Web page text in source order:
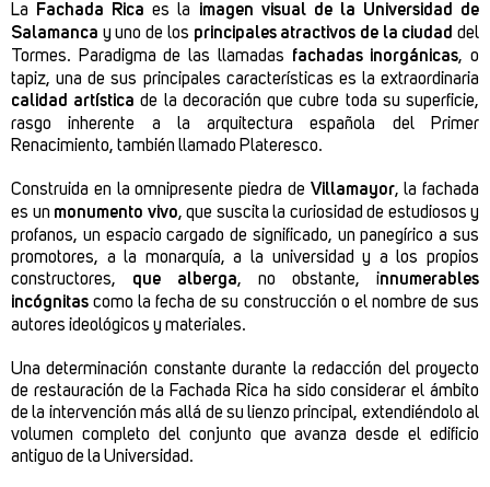
La Fachada Rica es la
imagen visual de la Universidad de
Salamanca y uno de los principales atractivos de la ciudad del
Tormes. Paradigma de las llamadas fachadas inorgánicas, o
tapiz, una de sus principales características es la extraordinaria
calidad artística de la decoración que cubre toda su superficie,
rasgo inherente a la arquitectura española del Primer
Renacimiento, también llamado Plateresco.
Construida en la omnipresente piedra de Villamayor, la fachada
es un monumento vivo, que suscita la curiosidad de estudiosos y
profanos, un espacio cargado de significado, un panegírico a sus
promotores, a la monarquía, a la universidad y a los propios
constructores, que alberga, no obstante, innumerables
incógnitas como la fecha de su construcción o el nombre de sus
autores ideológicos y materiales.
Una determinación constante durante la redacción del proyecto
de restauración de la Fachada Rica ha sido considerar el ámbito
de la intervención más allá de su lienzo principal, extendiéndolo al
volumen completo del conjunto que avanza desde el edificio
antiguo de la Universidad.